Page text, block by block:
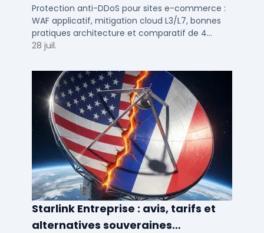
e-commerce en 2025
Protection anti-DDoS pour sites e-commerce :
WAF applicatif, mitigation cloud L3/L7, bonnes
pratiques architecture et comparatif de 4
solutions testees par des DSI en 2025.
28 juil.
Starlink Entreprise : avis, tarifs et
alternatives souveraines